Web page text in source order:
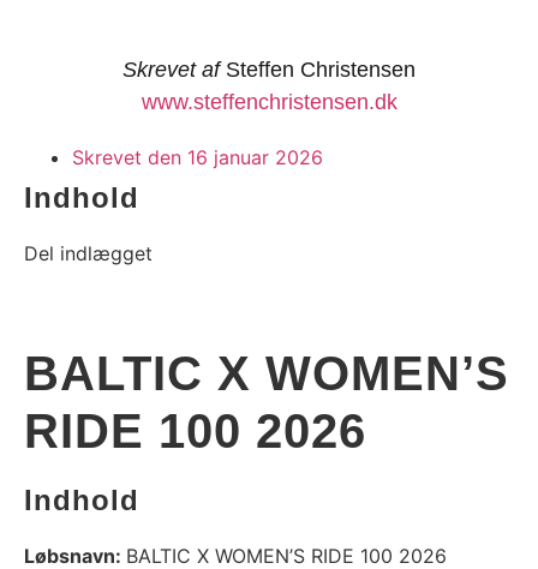
Skrevet af Steffen Christensen
www.steffenchristensen.dk
Skrevet den 16 januar 2026
Indhold
Del indlægget
BALTIC X WOMEN’S
RIDE 100 2026
Indhold
Løbsnavn: BALTIC X WOMEN’S RIDE 100 2026